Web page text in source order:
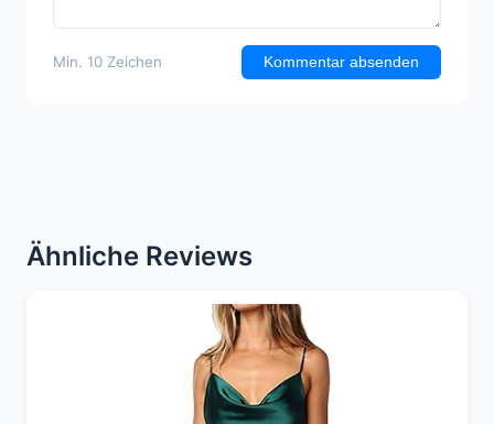
Min. 10 Zeichen Kommentar absenden
Ähnliche Reviews